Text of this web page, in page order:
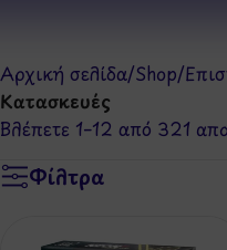
Αρχική σελίδα/Shop/
Κατασκευές
Βλέπετε 1–12 από 321
Φίλτρα